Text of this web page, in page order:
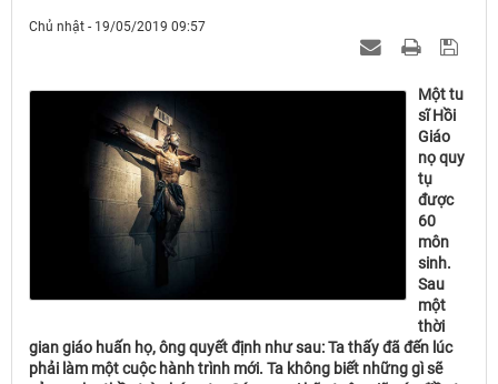
Chủ nhật - 19/05/2019 09:57
Một tu
sĩ Hồi
Giáo
nọ quy
tụ
được
60
môn
sinh.
Sau
một
thời
gian giáo huấn họ, ông quyết định như sau: Ta thấy đã đến lúc
phải làm một cuộc hành trình mới. Ta không biết những gì sẽ